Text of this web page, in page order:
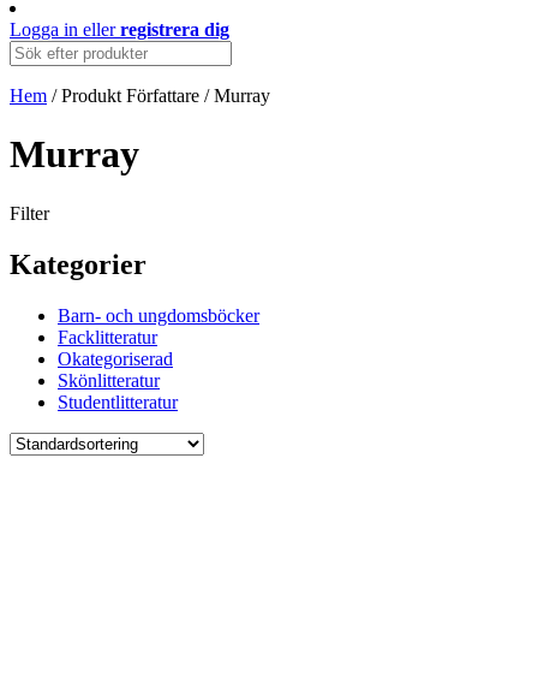
Logga in ellerregistrera dig
Hem / Produkt Författare / Murray
Murray
Filter
Kategorier
Barn- och ungdomsböcker
Facklitteratur
Okategoriserad
Skönlitteratur
Studentlitteratur